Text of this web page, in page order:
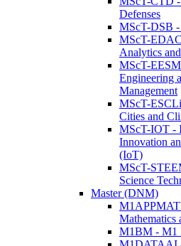
Defenses
MScT-DSB -
MScT-
Analytics
MScT-
Engineering
Management
MScT-
Cities and
MScT-IOT -
Innovation
(IoT)
MScT-
Science
Master (DNM)
Mathematics
M1BM - M1